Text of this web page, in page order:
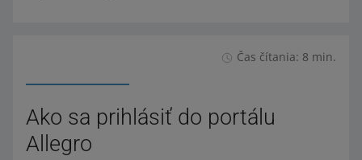
Čas čítania: 8 min.
Ako sa prihlásiť do portálu
Allegro